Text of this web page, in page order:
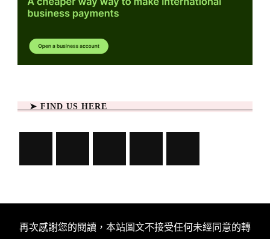
➤ FIND US HERE
再次感謝您的閱讀，本站圖文不接受任何未經同意的轉